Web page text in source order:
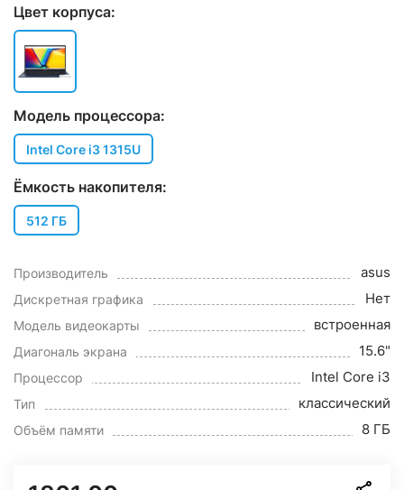
Цвет корпуса:
Модель процессора:
Intel Core i3 1315U
Ёмкость накопителя:
512 ГБ
Производитель asus
Дискретная графика Нет
Модель видеокарты встроенная
Диагональ экрана 15.6"
Процессор Intel Core i3
Тип классический
Объём памяти 8 ГБ